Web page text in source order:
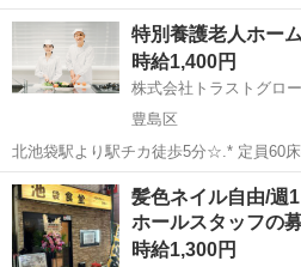
08:30~16:30/09:00~17:00 月/火/水/木/金 などか
最寄駅]： 東京都豊島区長崎1-1-14 椎名
東京 豊島区 キッチン
特別養護老人ホー
時給1,400円
株式会社トラストグ
豊島区
北池袋駅より駅チカ徒歩5分☆.* 定員60
ッチンにて調理補助業務をお願いします。 朝・夕60食、昼120食
備します。 お任せするのは洗浄・きざ
ません。 ■入職...
東京 豊島区 キッチン
髪色ネイル自由/週
ホールスタッフの
時給1,300円